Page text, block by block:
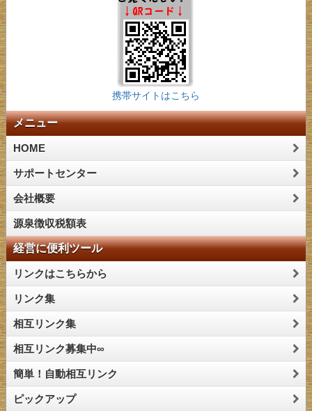
携帯サイトはこちら
メニュー
HOME
サポートセンター
会社概要
源泉徴収税額表
経営に便利ツール
リンクはこちらから
リンク集
相互リンク集
相互リンク募集中∞
簡単！自動相互リンク
ピックアップ